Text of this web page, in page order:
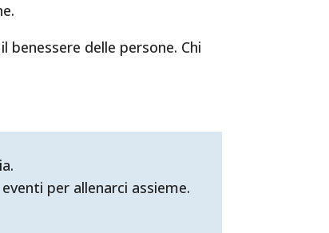
delle persone. Chi
per allenarci assieme.